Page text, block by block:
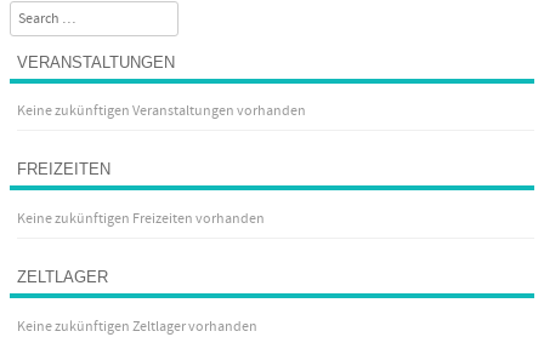
Search
VERANSTALTUNGEN
Keine zukünftigen Veranstaltungen vorhanden
FREIZEITEN
Keine zukünftigen Freizeiten vorhanden
ZELTLAGER
Keine zukünftigen Zeltlager vorhanden